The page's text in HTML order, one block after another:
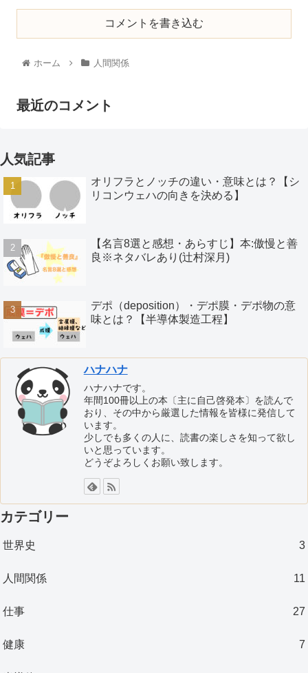
コメントを書き込む
ホーム 人間関係
最近のコメント
人気記事
オリフラとノッチの違い・意味とは？【シ
リコンウェハの向きを決める】
【名言8選と感想・あらすじ】本:傲慢と善
良※ネタバレあり(辻村深月)
デポ（deposition）・デポ膜・デポ物の意
味とは？【半導体製造工程】
ハナハナ
ハナハナです。
年間100冊以上の本〔主に自己啓発本〕を読んで
おり、その中から厳選した情報を皆様に発信して
います。
少しでも多くの人に、読書の楽しさを知って欲し
いと思っています。
どうぞよろしくお願い致します。
カテゴリー
世界史 3
人間関係 11
仕事 27
健康 7